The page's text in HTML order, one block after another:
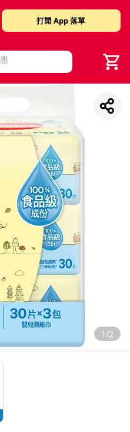
打開 App 落單
1/2